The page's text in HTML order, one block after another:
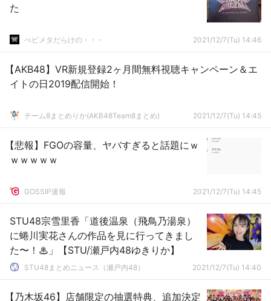
た
べビメタだらけの・・・ 2021/12/7(Tu) 14:46
【AKB48】VR新規登録2ヶ月間無料視聴キャンペーン＆エ
イトの日2019配信開始！
チーム8まとめりか(AKB48Team8まとめ) 2021/12/7(Tu) 14:45
【悲報】FGOの容量、ヤバすぎると話題にｗ
ｗｗｗｗｗ
GOSSIP速報 2021/12/7(Tu) 14:45
STU48宗雪里香「道後温泉（飛鳥乃湯泉）
に蜷川実花さんの作品を見に行ってきまし
た〜！♨︎」【STU/瀬戸内48ゆきりか】
STU48まとめニュース（瀬戸内48） 2021/12/7(Tu) 14:40
【乃木坂46】店舗限定の抽選特典、追加決定